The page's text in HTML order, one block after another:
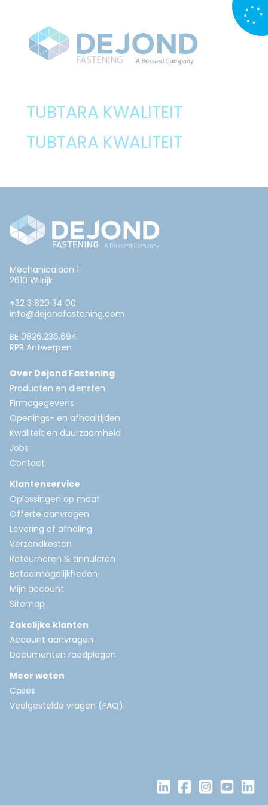
TUBTARA KWALITEIT
TUBTARA KWALITEIT
Mechanicalaan 1
2610 Wilrijk
+32 3 820 34 00
info@dejondfastening.com
BE 0826.236.694
RPR Antwerpen
Over Dejond Fastening
Producten en diensten
Firmagegevens
Openings- en afhaaltijden
Kwaliteit en duurzaamheid
Jobs
Contact
Klantenservice
Oplossingen op maat
Offerte aanvragen
Levering of afhaling
Verzendkosten
Retourneren & annuleren
Betaalmogelijkheden
Mijn account
Sitemap
Zakelijke klanten
Account aanvragen
Documenten raadplegen
Meer weten
Cases
Veelgestelde vragen (FAQ)